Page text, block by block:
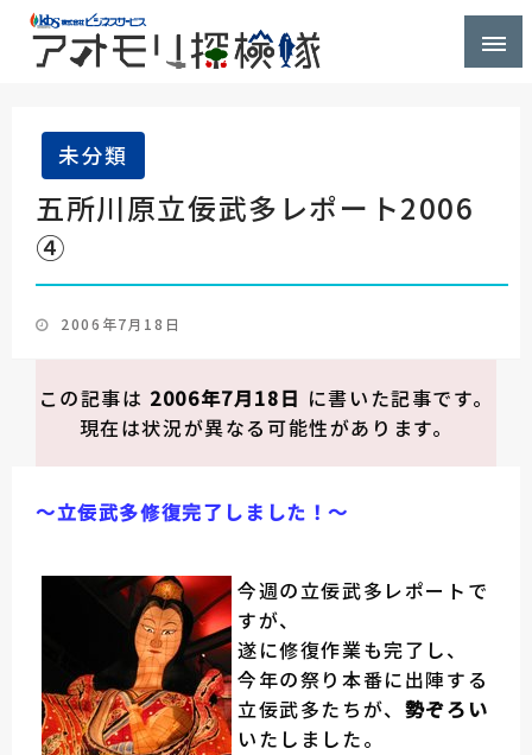
未分類
五所川原立佞武多レポート2006
④
投
日:
2006年7月18日
この記事は 2006年7月18日 に書いた記事です。
現在は状況が異なる可能性があります。
～立佞武多修復完了しました！～
今週の立佞武多レポートで
すが、
遂に修復作業も完了し、
今年の祭り本番に出陣する
立佞武多たちが、 勢ぞろい
いたしました。